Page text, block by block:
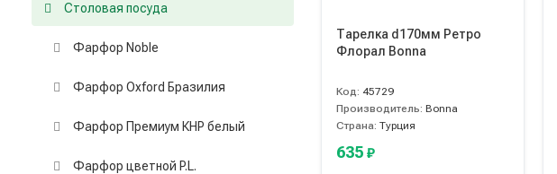
Столовая посуда
Фарфор Noble
Фарфор Oxford Бразилия
Фарфор Премиум КНР белый
Фарфор цветной P.L.
Тарелка d170мм Ретро
Флорал Bonna
Код: 45729
Производитель: Bonna
Страна: Турция
635 ₽